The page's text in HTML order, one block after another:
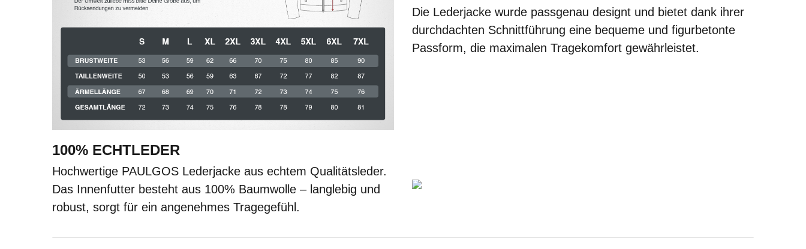
Die Lederjacke wurde passgenau designt und bietet dank ihrer
durchdachten Schnittführung eine bequeme und figurbetonte
Passform, die maximalen Tragekomfort gewährleistet.
100% ECHTLEDER
Hochwertige PAULGOS Lederjacke aus echtem Qualitätsleder.
Das Innenfutter besteht aus 100% Baumwolle – langlebig und
robust, sorgt für ein angenehmes Tragegefühl.